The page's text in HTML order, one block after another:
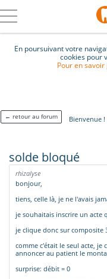
En poursuivant votre
cookies pour
Pour en
← retour au forum Bienvenue !
solde bloqué
rhizalyse
bonjour,
tiens, celle là, je ne l'avais
je souhaitais inscrire un acte
je clique donc sur composite
comme c'était le seul acte,
annoncer au patient le
surprise: débit = 0